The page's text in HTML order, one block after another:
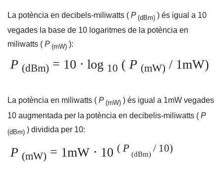
La potència en decibels-miliwatts ( P (dBm) ) és igual a 10
vegades la base de 10 logaritmes de la potència en
miliwatts ( P (mW) ):
P (dBm) = 10 ⋅ log 10 ( P (mW) / 1mW)
La potència en miliwatts ( P (mW) ) és igual a 1mW vegades
10 augmentada per la potència en decibelis-miliwatts ( P
(dBm) ) dividida per 10:
P (mW) = 1mW ⋅ 10 ( P (dBm) / 10)